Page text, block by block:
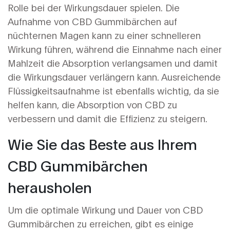
Rolle bei der Wirkungsdauer spielen. Die
Aufnahme von CBD Gummibärchen auf
nüchternen Magen kann zu einer schnelleren
Wirkung führen, während die Einnahme nach einer
Mahlzeit die Absorption verlangsamen und damit
die Wirkungsdauer verlängern kann. Ausreichende
Flüssigkeitsaufnahme ist ebenfalls wichtig, da sie
helfen kann, die Absorption von CBD zu
verbessern und damit die Effizienz zu steigern.
Wie Sie das Beste aus Ihrem
CBD Gummibärchen
herausholen
Um die optimale Wirkung und Dauer von CBD
Gummibärchen zu erreichen, gibt es einige